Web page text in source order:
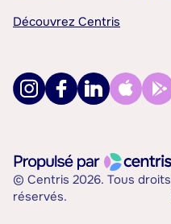
Découvrez Centris
© Centris 2026. Tous droits
réservés.